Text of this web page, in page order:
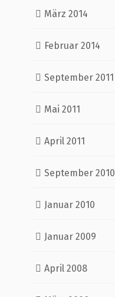
März 2014
Februar 2014
September 2011
Mai 2011
April 2011
September 2010
Januar 2010
Januar 2009
April 2008